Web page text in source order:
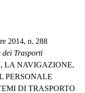
2014, n. 288
dei Trasporti
LA NAVIGAZIONE,
PERSONALE
DI TRASPORTO